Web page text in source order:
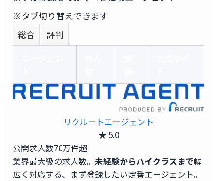
※タブ切り替えできます
総合
評判
リクルートエージェント
★ 5.0
公開求人数76万件超
業界最大級の求人数。 未経験からハイクラスまで幅
広く対応する、まず登録したい定番エージェント。